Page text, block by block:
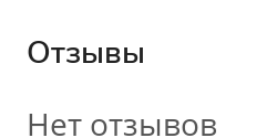
Отзывы
Нет отзывов